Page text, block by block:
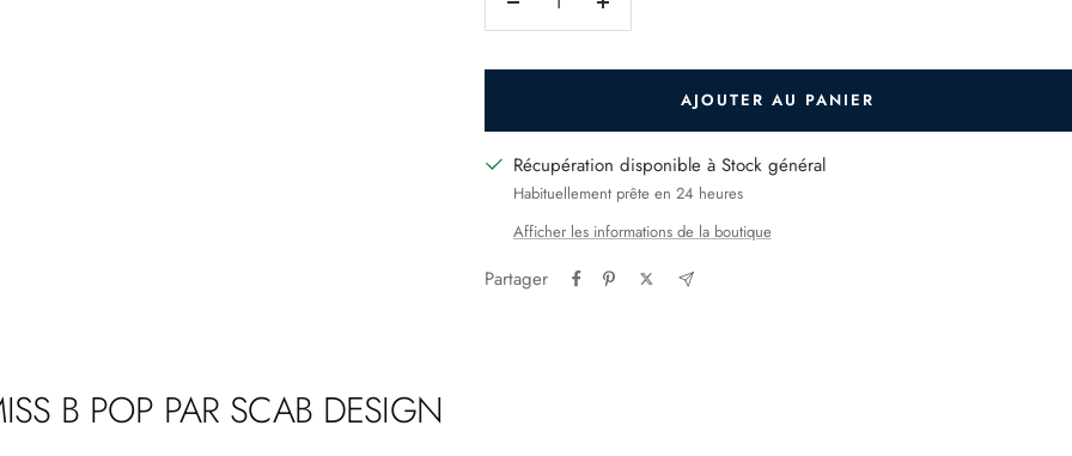
Réduire
quantité
Augmenter
quantité
AJOUTER AU PANIER
Récupération disponible à Stock général
Habituellement prête en 24 heures
Afficher les informations de la boutique
Partager
B POP PAR SCAB DESIGN